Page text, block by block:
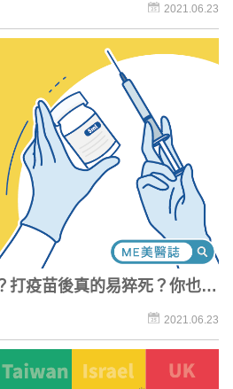
2021.06.23
打疫苗後真的易猝死？你也
2021.06.23